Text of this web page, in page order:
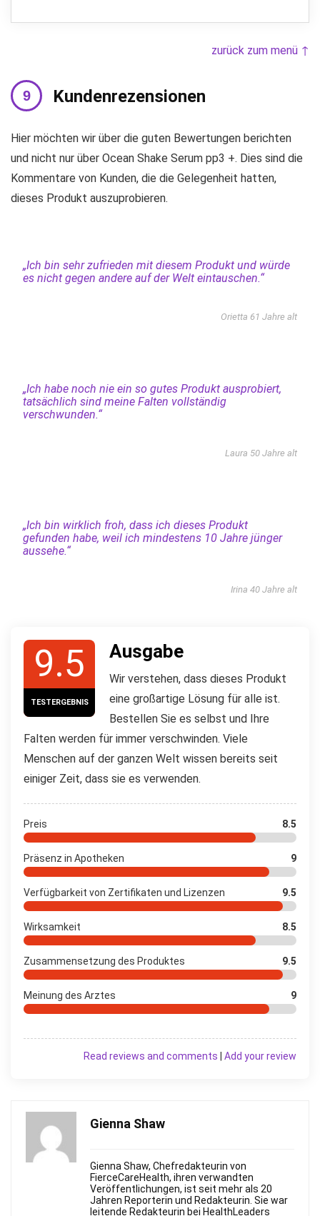
zurück zum menü ↑
Kundenrezensionen
Hier möchten wir über die guten Bewertungen berichten
und nicht nur über Ocean Shake Serum pp3 +. Dies sind die
Kommentare von Kunden, die die Gelegenheit hatten,
dieses Produkt auszuprobieren.
„Ich bin sehr zufrieden mit diesem Produkt und würde
es nicht gegen andere auf der Welt eintauschen.“
Orietta 61 Jahre alt
„Ich habe noch nie ein so gutes Produkt ausprobiert,
tatsächlich sind meine Falten vollständig
verschwunden.“
Laura 50 Jahre alt
„Ich bin wirklich froh, dass ich dieses Produkt
gefunden habe, weil ich mindestens 10 Jahre jünger
aussehe.“
Irina 40 Jahre alt
9.5
TESTERGEBNIS
Ausgabe
Wir verstehen, dass dieses Produkt
eine großartige Lösung für alle ist.
Bestellen Sie es selbst und Ihre
Falten werden für immer verschwinden. Viele
Menschen auf der ganzen Welt wissen bereits seit
einiger Zeit, dass sie es verwenden.
Preis 8.5
Präsenz in Apotheken 9
Verfügbarkeit von Zertifikaten und Lizenzen 9.5
Wirksamkeit 8.5
Zusammensetzung des Produktes 9.5
Meinung des Arztes 9
Add your review
|
Read reviews and comments
Gienna Shaw
Gienna Shaw, Chefredakteurin von
FierceСareHealth, ihren verwandten
Veröffentlichungen, ist seit mehr als 20
Jahren Reporterin und Redakteurin. Sie war
leitende Redakteurin bei HealthLeaders